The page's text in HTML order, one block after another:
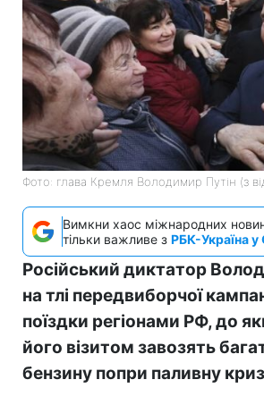
Фото: глава Кремля Володимир Путін (з
Вимкни хаос міжнародних
тільки важливе з РБК-Україна у
Російський диктатор
на тлі передвиборчої
поїздки регіонами РФ, до
його візитом завозять
бензину попри паливну